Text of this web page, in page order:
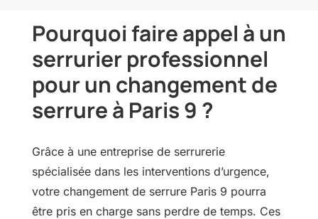
Pourquoi faire appel à un
serrurier professionnel
pour un changement de
serrure à Paris 9 ?
Grâce à une entreprise de serrurerie
spécialisée dans les interventions d’urgence,
votre changement de serrure Paris 9 pourra
être pris en charge sans perdre de temps. Ces